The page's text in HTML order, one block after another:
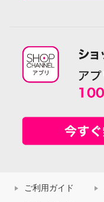
ご利用ガイド